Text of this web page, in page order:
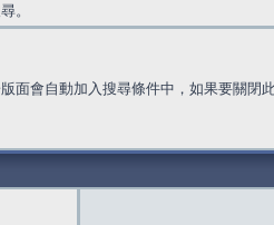
。
面會自動加入搜尋條件中，如果要關閉